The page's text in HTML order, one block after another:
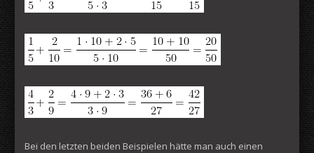
Bei den letzten beiden Beispielen hätte man auch einen